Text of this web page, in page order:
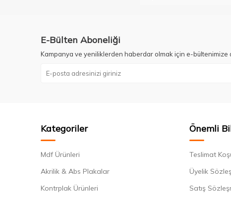
E-Bülten Aboneliği
Kampanya ve yeniliklerden haberdar olmak için e-bültenimize
Kategoriler
Mdf Ürünleri
Akrilik & Abs Plakalar
Kontrplak Ürünleri
Önemli
Teslimat
Üyelik
Satış